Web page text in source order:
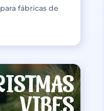
fábricas de